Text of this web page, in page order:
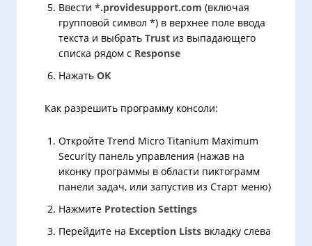
Ввести *.providesupport.com (включая
групповой символ *) в верхнее поле ввода
текста и выбрать Trust из выпадающего
списка рядом с Response
Нажать OK
Как разрешить программу консоли:
Откройте Trend Micro Titanium Maximum
Security панель управления (нажав на
иконку программы в области пиктограмм
панели задач, или запустив из Старт меню)
Нажмите Protection Settings
Перейдите на Exception Lists вкладку слева